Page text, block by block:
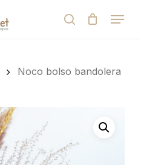
search
Menu
Noco bolso bandolera